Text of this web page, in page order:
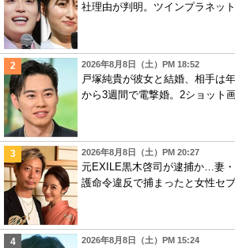
社理由が判明。ツインプラネッ
2026年8月8日（土）PM 18:52
戸塚純貴が彼女と結婚、相手は
から3週間で電撃婚。2ショット
2026年8月8日（土）PM 20:27
元EXILE黒木啓司が逮捕か…妻
護命令違反で捕まったと女性セ
2026年8月8日（土）PM 15:24